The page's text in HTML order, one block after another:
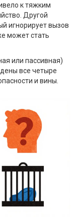
к тяжким
Другой
игнорирует вызов
может стать
или пассивная)
все четыре
и вины.